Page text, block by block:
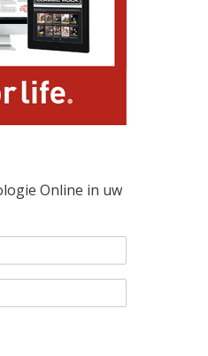
Online in uw